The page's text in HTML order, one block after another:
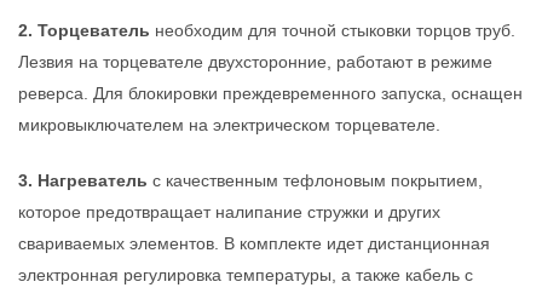
2. Торцеватель необходим для точной стыковки торцов труб.
Лезвия на торцевателе двухсторонние, работают в режиме
реверса. Для блокировки преждевременного запуска, оснащен
микровыключателем на электрическом торцевателе.
3. Нагреватель с качественным тефлоновым покрытием,
которое предотвращает налипание стружки и других
свариваемых элементов. В комплекте идет дистанционная
электронная регулировка температуры, а также кабель с